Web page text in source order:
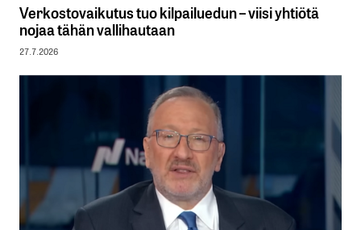
Verkostovaikutus tuo kilpailuedun – viisi yhtiötä
nojaa tähän vallihautaan
27.7.2026